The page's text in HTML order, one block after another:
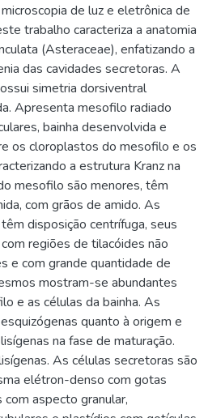
de luz e eletrônica de
trabalho caracteriza a anatomia
(Asteraceae), enfatizando a
das cavidades secretoras. A
simetria dorsiventral
Apresenta mesofilo radiado
bainha desenvolvida e
os cloroplastos do mesofilo e os
a estrutura Kranz na
mesofilo são menores, têm
com grãos de amido. As
disposição centrífuga, seus
regiões de tilacóides não
e com grande quantidade de
mostram-se abundantes
e as células da bainha. As
quanto à origem e
na fase de maturação.
As células secretoras são
elétron-denso com gotas
aspecto granular,